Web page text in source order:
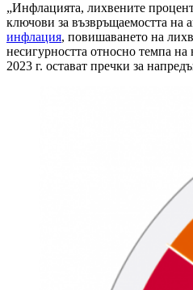
„Инфлацията, лихвените
ключови за възвръщаемостта на
инфлация, повишаването на
несигурността относно темпа на
2023 г. остават пречки за